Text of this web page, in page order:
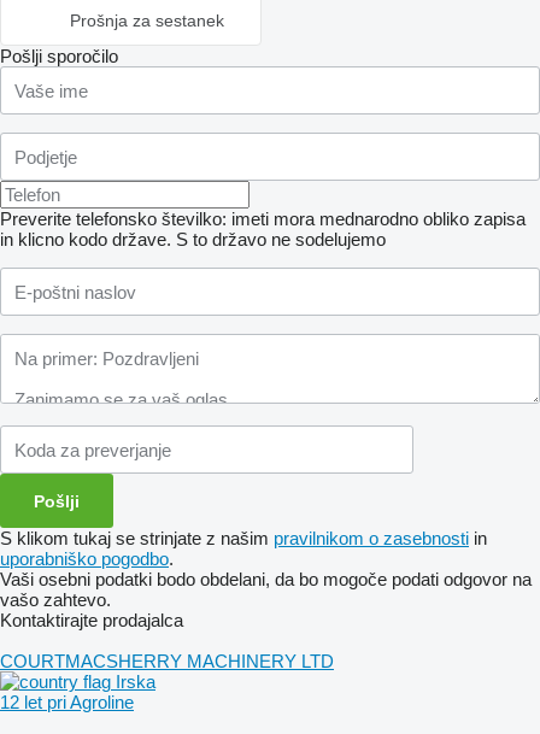
Prošnja za sestanek
Pošlji sporočilo
Preverite telefonsko številko: imeti mora mednarodno obliko zapisa
in klicno kodo države. S to državo ne sodelujemo
S klikom tukaj se strinjate z našim pravilnikom o zasebnosti in
uporabniško pogodbo.
Vaši osebni podatki bodo obdelani, da bo mogoče podati odgovor na
vašo zahtevo.
Kontaktirajte prodajalca
COURTMACSHERRY MACHINERY LTD
Irska
12 let pri Agroline